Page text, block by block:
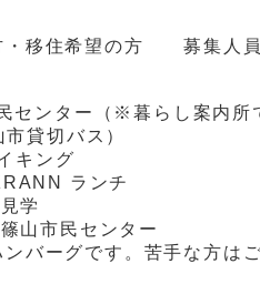
・移住希望の方 募集人員
ター（※暮らし案内所で
貸切バス）
キング
ランチ
学
市民センター
ンバーグです。苦手な方は